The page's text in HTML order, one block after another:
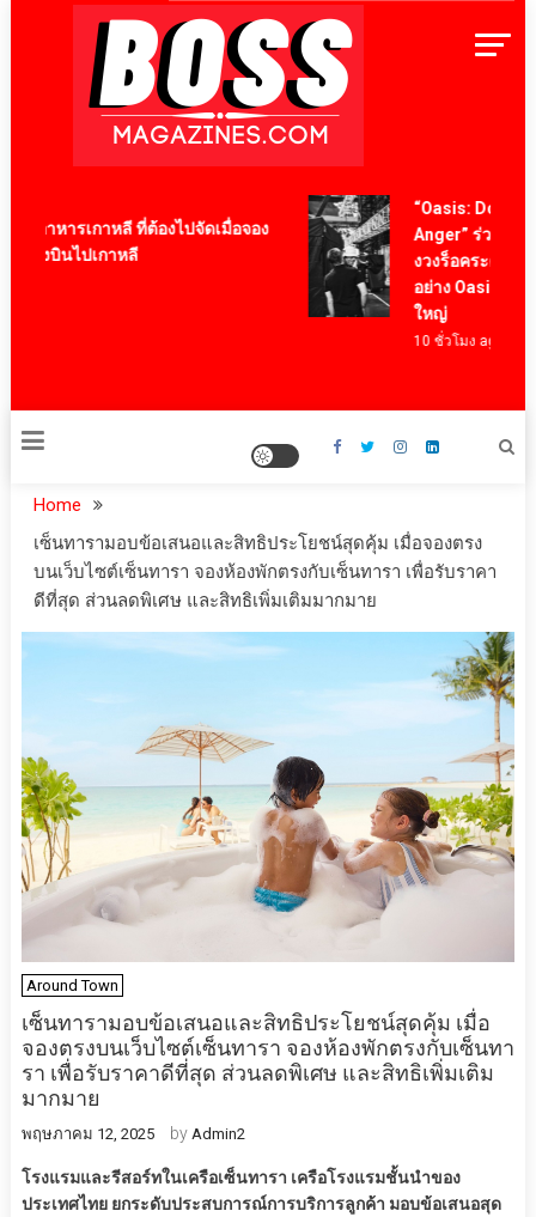
BossMagazinesThailand
นูอาหารเกาหลี ที่ต้องไปจัดเมื่อจอง
รื่องบินไปเกาหลี
“Oasis: Don’t
Anger” ร่วมเป็น
งวงร็อคระดับโลก
อย่าง Oasis ผ่าน
ใหญ่
10 ชั่วโมง ago
Home
เซ็นทารามอบข้อเสนอและสิทธิประโยชน์สุดคุ้ม เมื่อจองตรง
บนเว็บไซต์เซ็นทารา จองห้องพักตรงกับเซ็นทารา เพื่อรับราคา
ดีที่สุด ส่วนลดพิเศษ และสิทธิเพิ่มเติมมากมาย
Around Town
เซ็นทารามอบข้อเสนอและสิทธิประโยชน์สุดคุ้ม เมื่อ
จองตรงบนเว็บไซต์เซ็นทารา จองห้องพักตรงกับเซ็นทา
รา เพื่อรับราคาดีที่สุด ส่วนลดพิเศษ และสิทธิเพิ่มเติม
มากมาย
พฤษภาคม 12, 2025 by Admin2
โรงแรมและรีสอร์ทในเครือเซ็นทารา เครือโรงแรมชั้นนำของ
ประเทศไทย ยกระดับประสบการณ์การบริการลูกค้า มอบข้อเสนอสุด